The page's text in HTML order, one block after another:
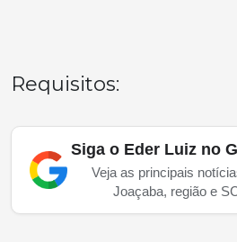
Requisitos:
Siga o Eder Luiz no
Veja as principais
Joaçaba, região e